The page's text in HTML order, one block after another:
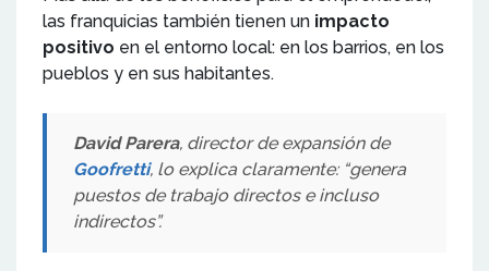
las franquicias también tienen un impacto
positivo en el entorno local: en los barrios, en los
pueblos y en sus habitantes.
David Parera, director de expansión de
Goofretti, lo explica claramente: “genera
puestos de trabajo directos e incluso
indirectos”.